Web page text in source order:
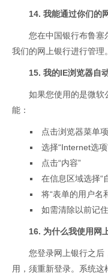
14. 我能通过你们的
您在中国银行布鲁塞
我们的网上银行进行管理。
15. 我的IE浏览器自
如果您使用的是微软
能：
点击浏览器菜单
选择“Internet选项
点击“内容”
在信息区域选择“
将“表单的用户名
如需清除以前记
16. 为什么我使用网
您登录网上银行之后
用，须重新登录。系统